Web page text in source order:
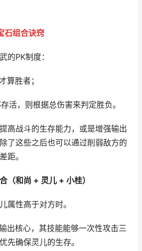
石组合诀窍
的PK制度：
算胜者；
活，则根据总伤害来判定胜负。
高战斗的生存能力，或是增强输出
了这些之后也可以通过削弱敌方的
距。
（和尚 + 灵儿 + 小桂）
属性高于对方时。
出核心，其技能能够一次性攻击三
先确保灵儿的生存。